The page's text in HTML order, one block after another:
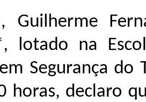
Guilherme
lotado na
Segurança
horas, declaro